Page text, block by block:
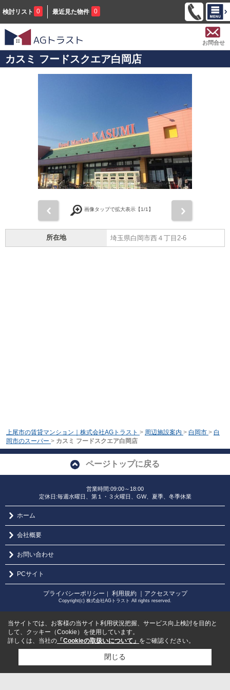
検討リスト 0 最近見た物件 0
お問合せ
カスミ フードスクエア白岡店
画像タップで拡大表示【1/1】
所在地 埼玉県白岡市西４丁目2-6
上尾市の賃貸マンション｜株式会社AGトラスト > 周辺施設案内 > 白岡市 > 白
岡市のスーパー > カスミ フードスクエア白岡店
ページトップに戻る
営業時間:09:00～18:00
定休日:毎週水曜日、第１・３火曜日、GW、夏季、冬季休業
ホーム
会社概要
お問い合わせ
PCサイト
プライバシーポリシー ｜ 利用規約 ｜アクセスマップ
Copyright(c) 株式会社AGトラスト All rights reserved.
当サイトでは、お客様の当サイト利用状況把握、サービス向上検討を目的と
して、クッキー（Cookie）を使用しています。
詳しくは、当社の 「Cookieの取扱いについて」 をご確認ください。
閉じる